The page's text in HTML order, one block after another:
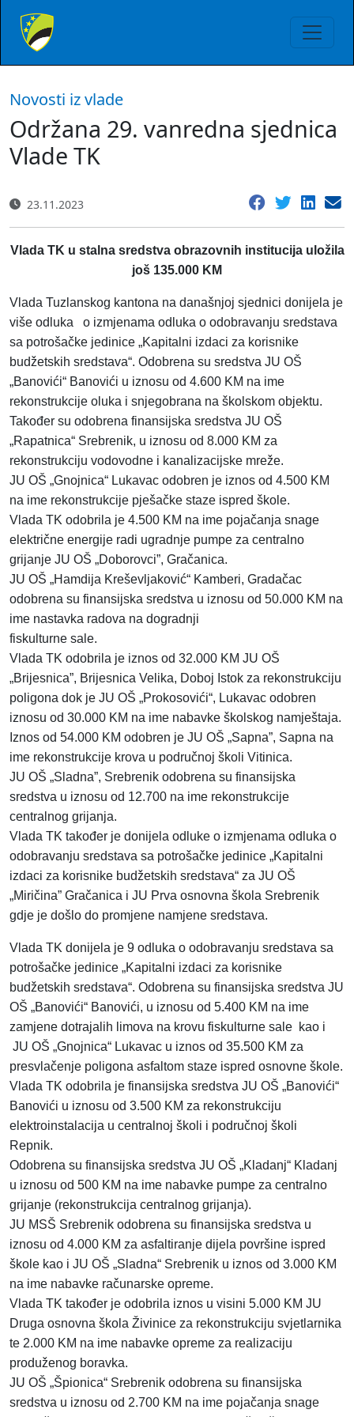
Novosti iz vlade
Održana 29. vanredna sjednica
Vlade TK
23.11.2023
Vlada TK u stalna sredstva obrazovnih institucija uložila
još 135.000 KM
Vlada Tuzlanskog kantona na današnjoj sjednici donijela je
više odluka o izmjenama odluka o odobravanju sredstava
sa potrošačke jedinice „Kapitalni izdaci za korisnike
budžetskih sredstava“. Odobrena su sredstva JU OŠ
„Banovići“ Banovići u iznosu od 4.600 KM na ime
rekonstrukcije oluka i snjegobrana na školskom objektu.
Također su odobrena finansijska sredstva JU OŠ
„Rapatnica“ Srebrenik, u iznosu od 8.000 KM za
rekonstrukciju vodovodne i kanalizacijske mreže.
JU OŠ „Gnojnica“ Lukavac odobren je iznos od 4.500 KM
na ime rekonstrukcije pješačke staze ispred škole.
Vlada TK odobrila je 4.500 KM na ime pojačanja snage
električne energije radi ugradnje pumpe za centralno
grijanje JU OŠ „Doborovci”, Gračanica.
JU OŠ „Hamdija Kreševljaković“ Kamberi, Gradačac
odobrena su finansijska sredstva u iznosu od 50.000 KM na
ime nastavka radova na dogradnji
fiskulturne sale.
Vlada TK odobrila je iznos od 32.000 KM JU OŠ
„Brijesnica”, Brijesnica Velika, Doboj Istok za rekonstrukciju
poligona dok je JU OŠ „Prokosovići“, Lukavac odobren
iznosu od 30.000 KM na ime nabavke školskog namještaja.
Iznos od 54.000 KM odobren je JU OŠ „Sapna”, Sapna na
ime rekonstrukcije krova u područnoj školi Vitinica.
JU OŠ „Sladna”, Srebrenik odobrena su finansijska
sredstva u iznosu od 12.700 na ime rekonstrukcije
centralnog grijanja.
Vlada TK također je donijela odluke o izmjenama odluka o
odobravanju sredstava sa potrošačke jedinice „Kapitalni
izdaci za korisnike budžetskih sredstava“ za JU OŠ
„Miričina” Gračanica i JU Prva osnovna škola Srebrenik
gdje je došlo do promjene namjene sredstava.
Vlada TK donijela je 9 odluka o odobravanju sredstava sa
potrošačke jedinice „Kapitalni izdaci za korisnike
budžetskih sredstava“. Odobrena su finansijska sredstva JU
OŠ „Banovići“ Banovići, u iznosu od 5.400 KM na ime
zamjene dotrajalih limova na krovu fiskulturne sale kao i
JU OŠ „Gnojnica“ Lukavac u iznos od 35.500 KM za
presvlačenje poligona asfaltom staze ispred osnovne škole.
Vlada TK odobrila je finansijska sredstva JU OŠ „Banovići“
Banovići u iznosu od 3.500 KM za rekonstrukciju
elektroinstalacija u centralnoj školi i područnoj školi
Repnik.
Odobrena su finansijska sredstva JU OŠ „Kladanj“ Kladanj
u iznosu od 500 KM na ime nabavke pumpe za centralno
grijanje (rekonstrukcija centralnog grijanja).
JU MSŠ Srebrenik odobrena su finansijska sredstva u
iznosu od 4.000 KM za asfaltiranje dijela površine ispred
škole kao i JU OŠ „Sladna“ Srebrenik u iznos od 3.000 KM
na ime nabavke računarske opreme.
Vlada TK također je odobrila iznos u visini 5.000 KM JU
Druga osnovna škola Živinice za rekonstrukciju svjetlarnika
te 2.000 KM na ime nabavke opreme za realizaciju
produženog boravka.
JU OŠ „Špionica“ Srebrenik odobrena su finansijska
sredstva u iznosu od 2.700 KM na ime pojačanja snage